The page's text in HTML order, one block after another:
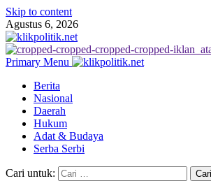
Skip to content
Agustus 6, 2026
Primary Menu
Berita
Nasional
Daerah
Hukum
Adat & Budaya
Serba Serbi
Cari untuk: